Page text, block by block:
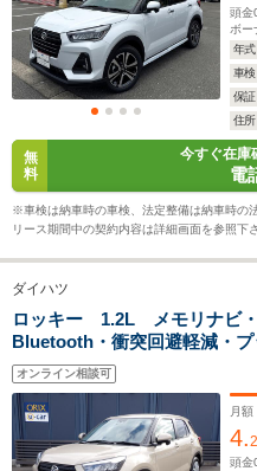
WLTCモード
燃費
排気量
駆動方式
ホイールベース
4WD
頭金
ボー
年式
車検
保証
住所
無
料
今すぐ在庫
電
※車検は納車時の車検、法定整備は納車時の
リース期間中の契約内容は詳細画面を参照下さ
ダイハツ
ロッキー 1.2L メモリナビ・
Bluetooth・衝突回避軽減・
ツ・ロッキー
オンライン相談可
月額
4.
頭金